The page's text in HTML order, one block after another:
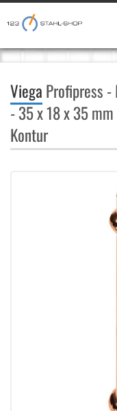
Viega Profipress
- 35 x 18 x 35
Kontur